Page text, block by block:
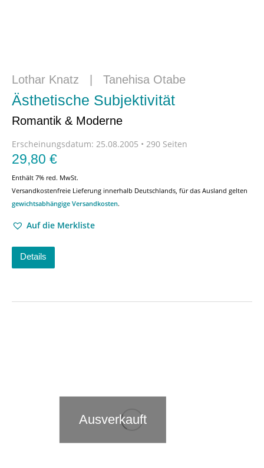
Lothar Knatz Tanehisa Otabe
Ästhetische Subjektivität
Romantik & Moderne
Erscheinungsdatum: 25.08.2005 • 290 Seiten
29,80 €
Enthält 7% red. MwSt.
Versandkostenfreie Lieferung innerhalb Deutschlands, für das Ausland gelten
gewichtsabhängige Versandkosten.
Auf die Merkliste
Details
Ausverkauft